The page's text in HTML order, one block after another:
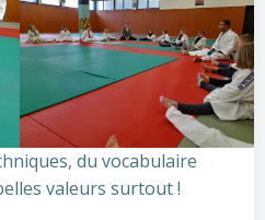
du vocabulaire
valeurs surtout !